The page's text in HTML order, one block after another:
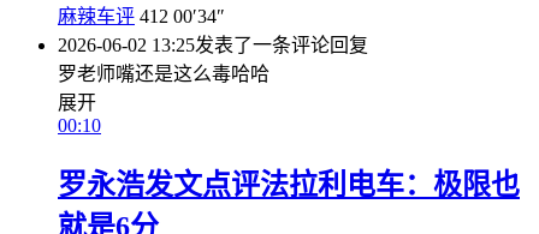
麻辣车评 412 00′34″
2026-06-02 13:25发表了一条评论回复
罗老师嘴还是这么毒哈哈
展开
00:10
罗永浩发文点评法拉利电车：极限也
就是6分